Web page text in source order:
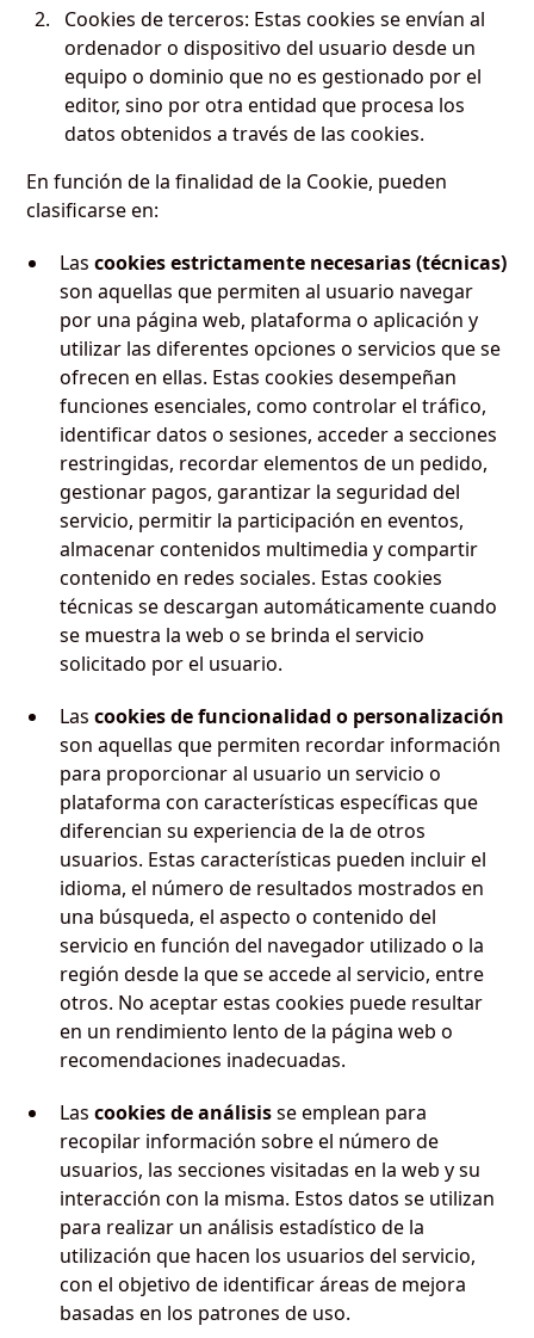
Cookies de terceros: Estas cookies se envían al
ordenador o dispositivo del usuario desde un
equipo o dominio que no es gestionado por el
editor, sino por otra entidad que procesa los
datos obtenidos a través de las cookies.
En función de la finalidad de la Cookie, pueden
clasificarse en:
Lascookies estrictamente necesarias (técnicas)
son aquellas que permiten al usuario navegar
por una página web, plataforma o aplicación y
utilizar las diferentes opciones o servicios que se
ofrecen en ellas. Estas cookies desempeñan
funciones esenciales, como controlar el tráfico,
identificar datos o sesiones, acceder a secciones
restringidas, recordar elementos de un pedido,
gestionar pagos, garantizar la seguridad del
servicio, permitir la participación en eventos,
almacenar contenidos multimedia y compartir
contenido en redes sociales. Estas cookies
técnicas se descargan automáticamente cuando
se muestra la web o se brinda el servicio
solicitado por el usuario.
Lascookies de funcionalidad o personalización
son aquellas que permiten recordar información
para proporcionar al usuario un servicio o
plataforma con características específicas que
diferencian su experiencia de la de otros
usuarios. Estas características pueden incluir el
idioma, el número de resultados mostrados en
una búsqueda, el aspecto o contenido del
servicio en función del navegador utilizado o la
región desde la que se accede al servicio, entre
otros. No aceptar estas cookies puede resultar
en un rendimiento lento de la página web o
recomendaciones inadecuadas.
Lascookies de análisisse emplean para
recopilar información sobre el número de
usuarios, las secciones visitadas en la web y su
interacción con la misma. Estos datos se utilizan
para realizar un análisis estadístico de la
utilización que hacen los usuarios del servicio,
con el objetivo de identificar áreas de mejora
basadas en los patrones de uso.